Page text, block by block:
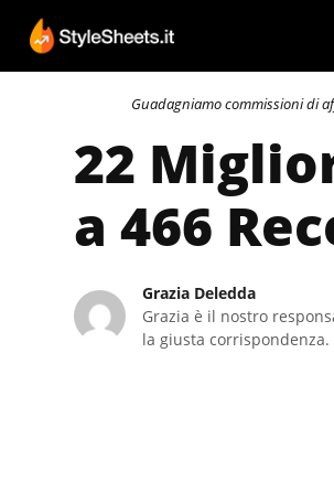
Guadagniamo commissioni di
22
a 466
Grazia Deledda
Grazia è il nostro
la giusta